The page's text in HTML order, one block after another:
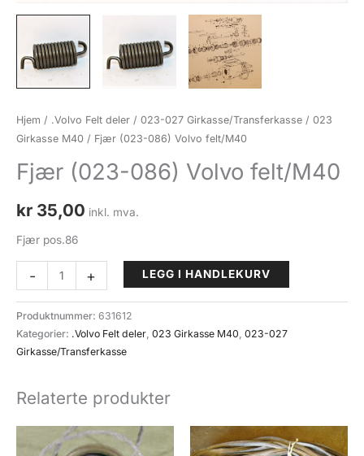
Hjem / .Volvo Felt deler / 023-027 Girkasse/Transferkasse / 023
Girkasse M40 / Fjær (023-086) Volvo felt/M40
Fjær (023-086) Volvo felt/M40
kr 35,00 inkl. mva.
Fjær pos.86
-
(023-
086)
Volvo
felt/M40
+ LEGG I HANDLEKURV
Produktnummer: 631612
Kategorier: .Volvo Felt deler, 023 Girkasse M40, 023-027
Girkasse/Transferkasse
Relaterte produkter